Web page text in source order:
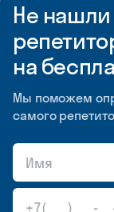
Не
на
Мы поможем
самого